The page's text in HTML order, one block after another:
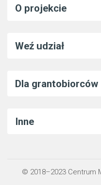
O projekcie
Weź udział
Dla grantobiorców
Inne
© 2018–2023 Centrum